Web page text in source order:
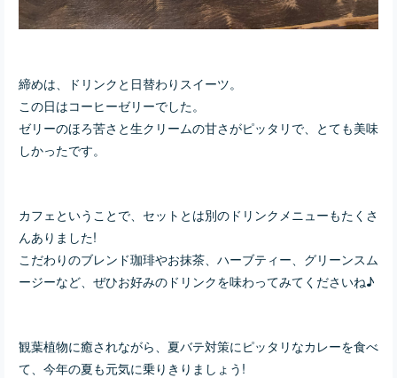
締めは、ドリンクと日替わりスイーツ。
この日はコーヒーゼリーでした。
ゼリーのほろ苦さと生クリームの甘さがピッタリで、とても美味
しかったです。
カフェということで、セットとは別のドリンクメニューもたくさ
んありました!
こだわりのブレンド珈琲やお抹茶、ハーブティー、グリーンスム
ージーなど、ぜひお好みのドリンクを味わってみてくださいね♪
観葉植物に癒されながら、夏バテ対策にピッタリなカレーを食べ
て、今年の夏も元気に乗りきりましょう!